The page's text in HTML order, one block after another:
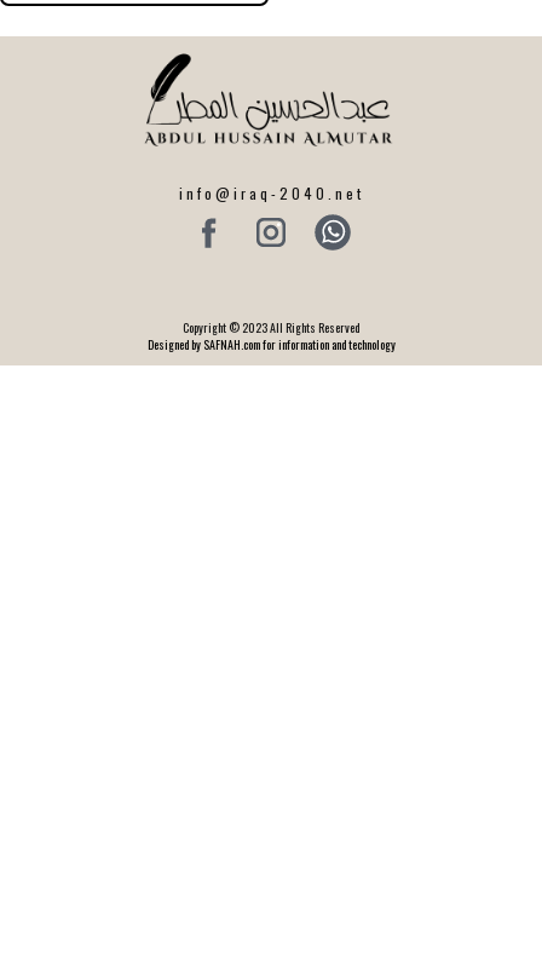
navigation
info@iraq-2040.net
Copyright © 2023 All Rights Reserved
Designed by SAFNAH.com for information and technology